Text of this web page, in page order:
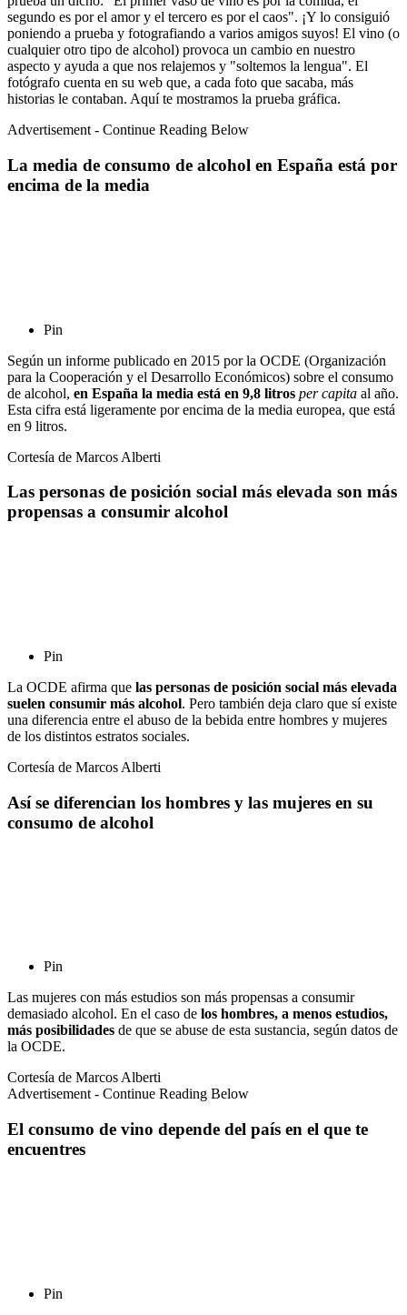
segundo es por el amor y el tercero es por el caos". ¡Y lo consiguió
poniendo a prueba y fotografiando a varios amigos suyos! El vino (o
cualquier otro tipo de alcohol) provoca un cambio en nuestro
aspecto y ayuda a que nos relajemos y "soltemos la lengua". El
fotógrafo cuenta en su web que, a cada foto que sacaba, más
historias le contaban. Aquí te mostramos la prueba gráfica.
Advertisement - Continue Reading Below
La media de consumo de alcohol en España está por
encima de la media
Pin
Según un informe publicado en 2015 por la OCDE (Organización
para la Cooperación y el Desarrollo Económicos) sobre el consumo
de alcohol, en España la media está en 9,8 litros per capita al año.
Esta cifra está ligeramente por encima de la media europea, que está
en 9 litros.
Cortesía de Marcos Alberti
Las personas de posición social más elevada son más
propensas a consumir alcohol
Pin
La OCDE afirma que las personas de posición social más elevada
suelen consumir más alcohol. Pero también deja claro que sí existe
una diferencia entre el abuso de la bebida entre hombres y mujeres
de los distintos estratos sociales.
Cortesía de Marcos Alberti
Así se diferencian los hombres y las mujeres en su
consumo de alcohol
Pin
Las mujeres con más estudios son más propensas a consumir
demasiado alcohol. En el caso de los hombres, a menos estudios,
más posibilidades de que se abuse de esta sustancia, según datos de
la OCDE.
Cortesía de Marcos Alberti
Advertisement - Continue Reading Below
El consumo de vino depende del país en el que te
encuentres
Pin